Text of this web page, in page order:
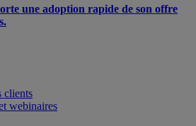
une adoption rapide de son offre
clients
webinaires